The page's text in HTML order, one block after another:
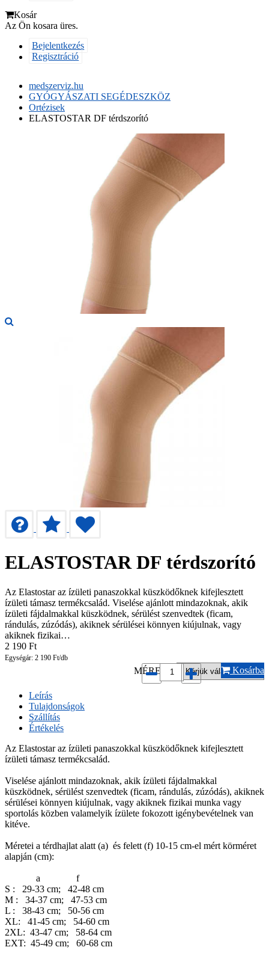
Kosár
Az Ön kosara üres.
Bejelentkezés
Regisztráció
medszerviz.hu
GYÓGYÁSZATI SEGÉDESZKÖZ
Ortézisek
ELASTOSTAR DF térdszorító
ELASTOSTAR DF térdszorító
Az Elastostar az ízületi panaszokkal küszködőknek kifejlesztett
ízületi támasz termékcsalád. Viselése ajánlott mindazoknak, akik
ízületi fájdalmakkal küszködnek, sérülést szenvedtek (ficam,
rándulás, zúzódás), akiknek sérülései könnyen kiújulnak, vagy
akiknek fizikai…
2 190 Ft
Egységár: 2 190 Ft/db
MÉRET*: Kosárba
Leírás
Tulajdonságok
Szállítás
Értékelés
Az Elastostar az ízületi panaszokkal küszködőknek kifejlesztett
ízületi támasz termékcsalád.
Viselése ajánlott mindazoknak, akik ízületi fájdalmakkal
küszködnek, sérülést szenvedtek (ficam, rándulás, zúzódás), akiknek
sérülései könnyen kiújulnak, vagy akiknek fizikai munka vagy
sportolás közben valamelyik ízülete fokozott igénybevételnek van
kitéve.
Méretei a térdhajlat alatt (a) és felett (f) 10-15 cm-el mért körméret
alapján (cm):
a f
S : 29-33 cm; 42-48 cm
M : 34-37 cm; 47-53 cm
L : 38-43 cm; 50-56 cm
XL: 41-45 cm; 54-60 cm
2XL: 43-47 cm; 58-64 cm
EXT: 45-49 cm; 60-68 cm